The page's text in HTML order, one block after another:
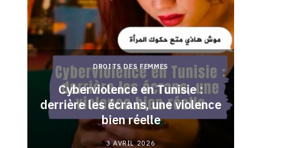
DROITS DES FEMMES
Cyberviolence en Tunisie :
derrière les écrans, une violence
bien réelle
3 AVRIL 2026